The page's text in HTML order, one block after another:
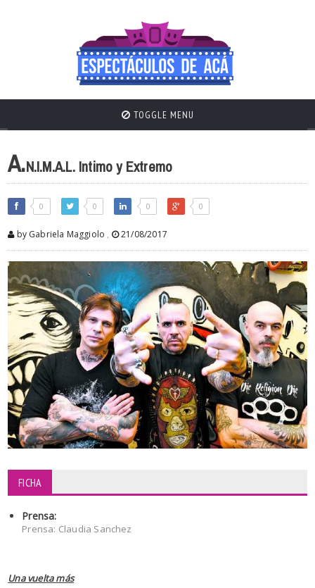
TOGGLE MENU
A.N.I.M.A.L. Intimo y Extremo
0 0 0 0
by Gabriela Maggiolo , 21/08/2017
FICHA
Prensa:
Prensa: Claudia Sanchez
Una vuelta más